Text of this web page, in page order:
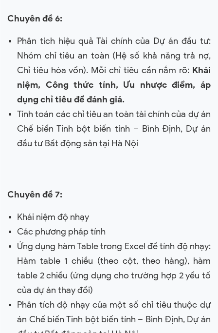
Chuyên đề 6:
Phân tích hiệu quả Tài chính của Dự án đầu tư:
Nhóm chỉ tiêu an toàn (Hệ số khả năng trả nợ,
Chỉ tiêu hòa vốn). Mỗi chỉ tiêu cần nắm rõ: Khái
niệm, Công thức tính, Ưu nhược điểm, áp
dụng chỉ tiêu để đánh giá.
Tính toán các chỉ tiêu an toàn tài chính của dự án
Chế biến Tinh bột biến tính – Bình Định, Dự án
đầu tư Bất động sản tại Hà Nội
Chuyên đề 7:
Khái niệm độ nhạy
Các phương pháp tính
Ứng dụng hàm Table trong Excel để tính độ nhạy:
Hàm table 1 chiều (theo cột, theo hàng), hàm
table 2 chiều (ứng dụng cho trường hợp 2 yếu tố
của dự án thay đổi)
Phân tích độ nhạy của một số chỉ tiêu thuộc dự
án Chế biến Tinh bột biến tính – Bình Định, Dự án